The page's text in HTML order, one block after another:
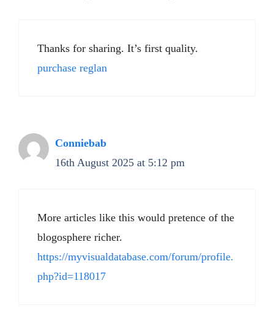
Thanks for sharing. It’s first quality.
purchase reglan
Conniebab
16th August 2025 at 5:12 pm
More articles like this would pretence of the
blogosphere richer.
https://myvisualdatabase.com/forum/profile.
php?id=118017